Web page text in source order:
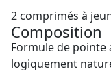
2 comprimés à
Composition
Formule de pointe
logiquement